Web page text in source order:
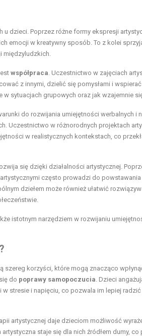
dzieci. Poprzez różne formy ekspresji
emocji w kreatywny sposób. To z kolei
międzyludzkich.
współpraca. Uczestnictwo w zajęciach
z innymi, dzielić się pomysłami i
sytuacjach grupowych oraz jak wzajemnie
do rozwijania umiejętności werbalnych i
Uczestnictwo w różnorodnych projektach
w realistycznych kontekstach, co
się dzięki działalności artystycznej.
często prowadzi do
dziełem może również ułatwić
istotnym narzędziem w rozwijaniu
korzyści, które mogą znacząco
do poprawy samopoczucia. Dzieci
stresie i napięciu, co pozwala im lepiej
artystycznej daje dzieciom możliwość
staje się dla nich źródłem dumy, co